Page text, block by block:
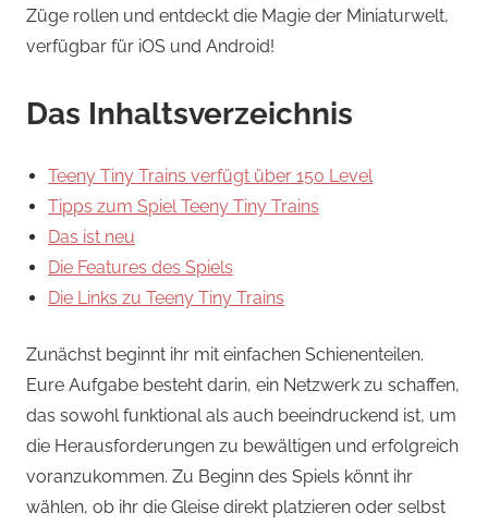
Züge rollen und entdeckt die Magie der Miniaturwelt,
verfügbar für iOS und Android!
Das Inhaltsverzeichnis
Teeny Tiny Trains verfügt über 150 Level
Tipps zum Spiel Teeny Tiny Trains
Das ist neu
Die Features des Spiels
Die Links zu Teeny Tiny Trains
Zunächst beginnt ihr mit einfachen Schienenteilen.
Eure Aufgabe besteht darin, ein Netzwerk zu schaffen,
das sowohl funktional als auch beeindruckend ist, um
die Herausforderungen zu bewältigen und erfolgreich
voranzukommen. Zu Beginn des Spiels könnt ihr
wählen, ob ihr die Gleise direkt platzieren oder selbst